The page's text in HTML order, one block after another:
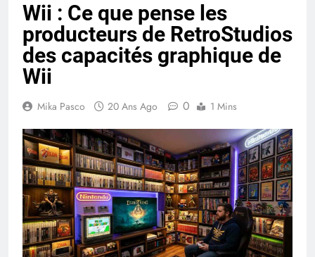
Wii : Ce que pense les
producteurs de RetroStudios
des capacités graphique de
Wii
Mika Pasco 20 Ans Ago 0 1 Mins